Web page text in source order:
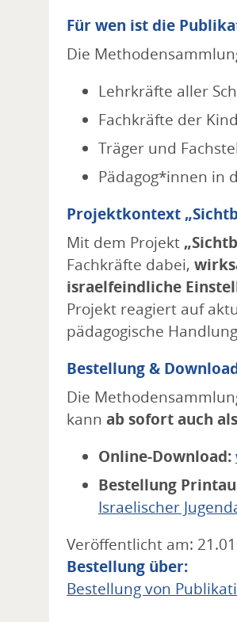
Für wen ist die
Die
Lehrkräfte aller
Fachkräfte der
Träger und
Pädagog*innen in
Projektkontext
Mit dem Projekt
Fachkräfte dabei,
israelfeindliche
Projekt reagiert auf
pädagogische
Bestellung &
Die
kann ab sofort auch
Online-Download:
Bestellung
Israelischer
Veröffentlicht am:
Bestellung über:
Bestellung von